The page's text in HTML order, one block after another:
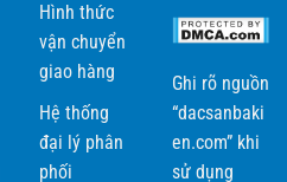
Hình thức
vận chuyển
giao hàng
Hệ thống
đại lý phân
phối
Ghi rõ nguồn
“dacsanbaki
en.com” khi
sử dụng